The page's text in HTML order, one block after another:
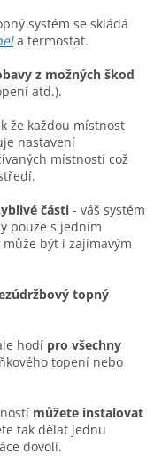
systém se skládá
a termostat.
z možných škod
ení atd.).
že každou místnost
nastavení
místností což
části - váš systém
pouze s jedním
být i zajímavým
topný
hodí pro všechny
topení nebo
můžete instalovat
tak dělat jednu
dovolí.